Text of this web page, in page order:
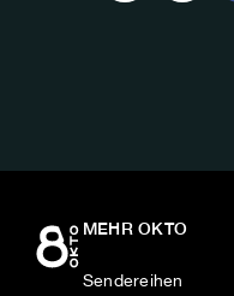
MEHR OKTO
Sendereihen